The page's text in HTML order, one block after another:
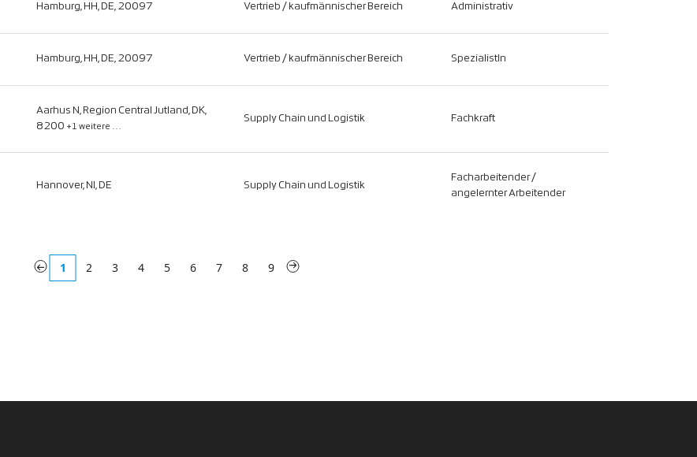
Hamburg, HH, DE, 20097 Vertrieb / kaufmännischer Bereich Administrativ
Hamburg, HH, DE, 20097 Vertrieb / kaufmännischer Bereich SpezialistIn
Aarhus N, Region Central Jutland, DK,
8200 +1 weitere …
Supply Chain und Logistik Fachkraft
Hannover, NI, DE Supply Chain und Logistik
Facharbeitender /
angelernter Arbeitender
« 1 2 3 4 5 6 7 8 9 »